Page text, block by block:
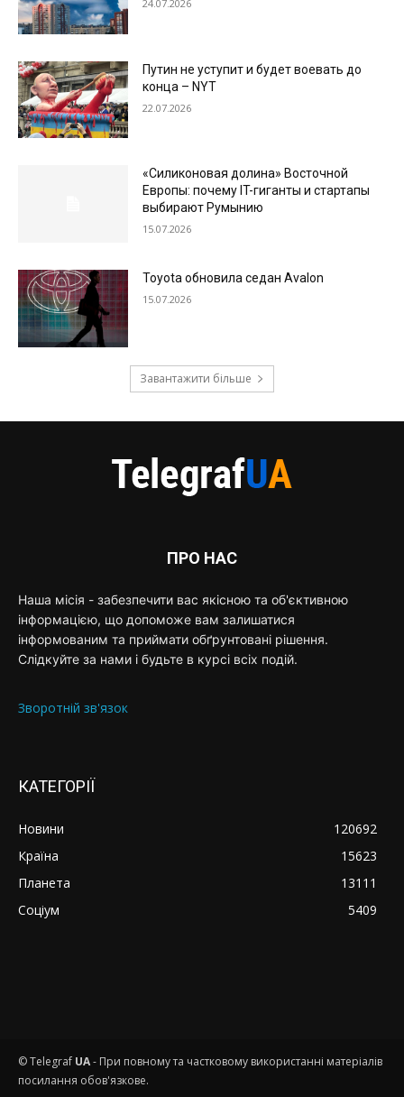
24.07.2026
Путин не уступит и будет воевать до
конца – NYT
22.07.2026
«Силиконовая долина» Восточной
Европы: почему IT-гиганты и стартапы
выбирают Румынию
15.07.2026
Toyota обновила седан Avalon
15.07.2026
Завантажити більше
ПРО НАС
Наша місія - забезпечити вас якісною та об'єктивною
інформацією, що допоможе вам залишатися
інформованим та приймати обґрунтовані рішення.
Слідкуйте за нами і будьте в курсі всіх подій.
Зворотній зв'язок
КАТЕГОРІЇ
Новини
120692
Країна
15623
Планета
13111
Соціум
5409
© Telegraf UA- При повному та частковому використанні матеріалів
посилання обов'язкове.